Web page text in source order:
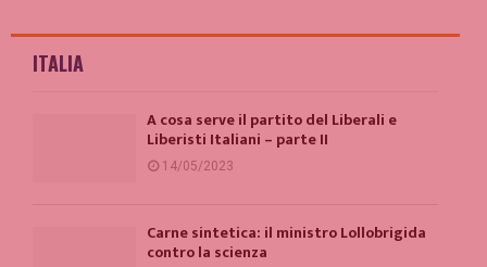
ITALIA
A cosa serve il partito del Liberali e
Liberisti Italiani – parte II
14/05/2023
Carne sintetica: il ministro Lollobrigida
contro la scienza